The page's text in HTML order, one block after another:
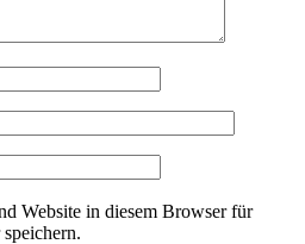
Website in diesem Browser für